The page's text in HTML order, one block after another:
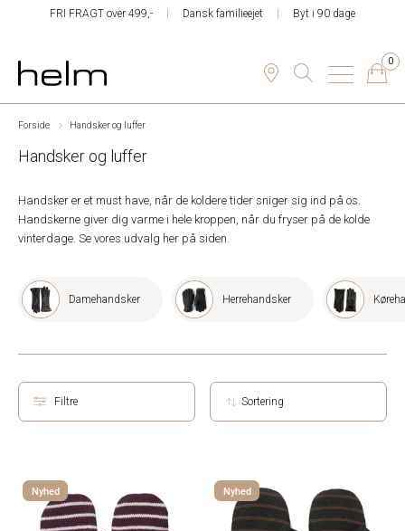
FRI FRAGT over 499,- Dansk familieejet Byt i 90 dage
0
Forside Handsker og luffer
Handsker og luffer
Handsker er et must have, når de koldere tider sniger sig ind på os.
Handskerne giver dig varme i hele kroppen, når du fryser på de kolde
vinterdage. Se vores udvalg her på siden.
Damehandsker Herrehandsker
Filtre Sortering
Nyhed Nyhed